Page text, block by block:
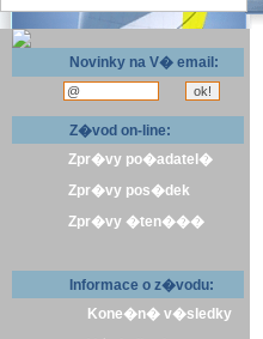
Novinky na V� email:
Z�vod on-line:
Zpr�vy po�adatel�
Zpr�vy pos�dek
Zpr�vy �ten���
Informace o z�vodu:
Kone�n� v�sledky